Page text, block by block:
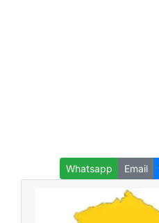
Whatsapp Email